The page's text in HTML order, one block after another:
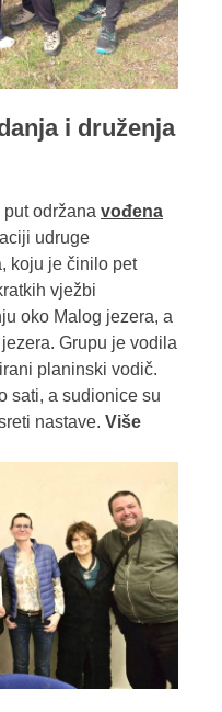
i druženja
održana vođena
udruge
koju je činilo pet
vježbi
oko Malog jezera, a
Grupu je vodila
planinski vodič.
sati, a sudionice su
nastave. Više